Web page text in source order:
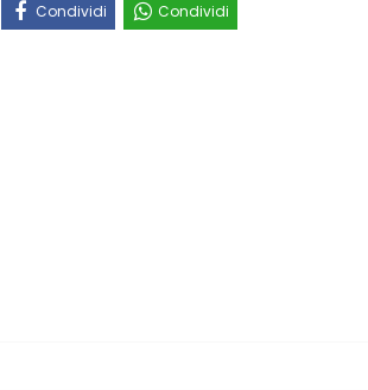
Condividi Condividi